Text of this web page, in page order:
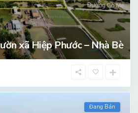
xã Hiệp Phước – Nhà Bè
Đang Bán